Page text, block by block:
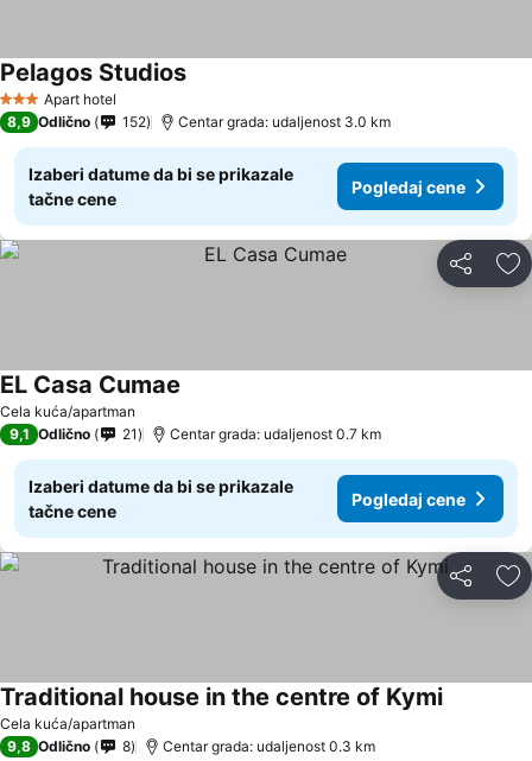
3 ZvezdiceApart hotel
Pelagos StudiosPogledaj cene
8,9 Odlično 152 Centar grada: udaljenost 3.0 km
Izaberi datume da bi se prikazale
tačne cene
Pogledaj cene
Deli
Cela kuća/apartman
EL Casa Cumae
9,1 Odlično 21 Centar grada: udaljenost 0.7 km
Izaberi datume da bi se prikazale
tačne cene
Pogledaj cene
Deli
Cela kuća/apartman
Traditional house in the centre of KymiPogledaj
9,8 Odlično 8 Centar grada: udaljenost 0.3 km